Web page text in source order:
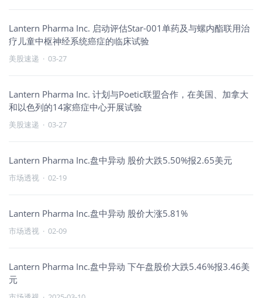
Lantern Pharma Inc. 启动评估Star-001单药及与螺内酯联用治
疗儿童中枢神经系统癌症的临床试验
美股速递 · 03-27
Lantern Pharma Inc. 计划与Poetic联盟合作，在美国、加拿大
和以色列的14家癌症中心开展试验
美股速递 · 03-27
Lantern Pharma Inc.盘中异动 股价大跌5.50%报2.65美元
市场透视 · 02-19
Lantern Pharma Inc.盘中异动 股价大涨5.81%
市场透视 · 02-09
Lantern Pharma Inc.盘中异动 下午盘股价大跌5.46%报3.46美
元